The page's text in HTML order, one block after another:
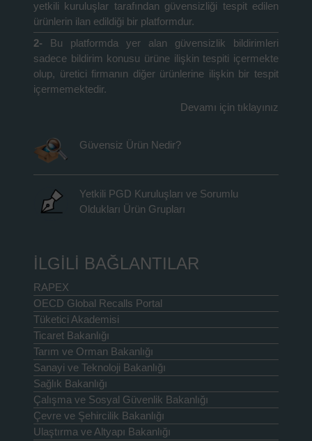
yetkili kuruluşlar tarafından güvensizliği tespit edilen
ürünlerin ilan edildiği bir platformdur.
2-
Bu platformda yer alan güvensizlik bildirimleri
sadece bildirim konusu ürüne ilişkin tespiti içermekte
olup, üretici firmanın diğer ürünlerine ilişkin bir tespit
içermemektedir.
Devamı için tıklayınız
Güvensiz Ürün Nedir?
Yetkili PGD Kuruluşları ve Sorumlu
Oldukları Ürün Grupları
İLGİLİ BAĞLANTILAR
RAPEX
OECD Global Recalls Portal
Tüketici Akademisi
Ticaret Bakanlığı
Tarım ve Orman Bakanlığı
Sanayi ve Teknoloji Bakanlığı
Sağlık Bakanlığı
Çalışma ve Sosyal Güvenlik Bakanlığı
Çevre ve Şehircilik Bakanlığı
Ulaştırma ve Altyapı Bakanlığı